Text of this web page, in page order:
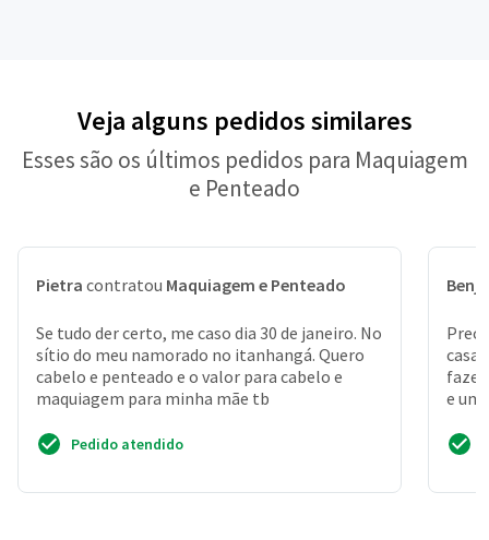
Veja alguns pedidos similares
Esses são os últimos pedidos para Maquiagem
e Penteado
Pietra contratou Maquiagem e Penteado
Se tudo der certo, me caso dia 30 de janeiro. No
sítio do meu namorado no itanhangá. Quero
cabelo e penteado e o valor para cabelo e
maquiagem para minha mãe tb
Pedido atendido
e